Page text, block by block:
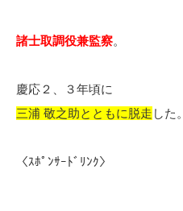
諸士取調役兼監察。
慶応２、３年頃に
三浦 敬之助とともに脱走 した。
〈ｽﾎﾟﾝｻｰﾄﾞﾘﾝｸ〉